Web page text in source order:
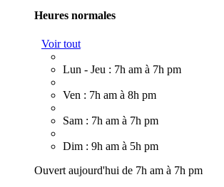
Heures normales
Voir tout
Lun - Jeu : 7h am à 7h pm
Ven : 7h am à 8h pm
Sam : 7h am à 7h pm
Dim : 9h am à 5h pm
Ouvert aujourd'hui de 7h am à 7h pm